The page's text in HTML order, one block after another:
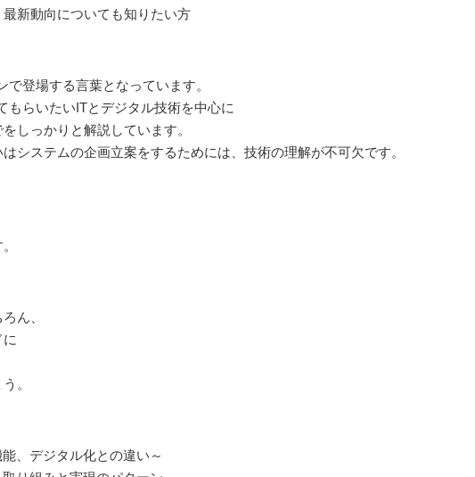
新動向についても知りたい方
登場する言葉となっています。
もらいたいITとデジタル技術を中心に
しっかりと解説しています。
システムの企画立案をするためには、技術の理解が不可欠です。
ん、
。
、デジタル化との違い～